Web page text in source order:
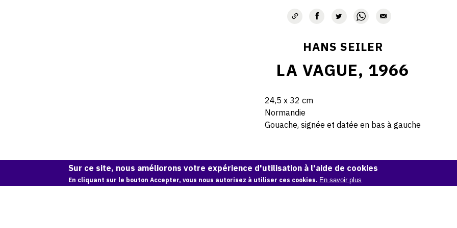
HANS SEILER
LA VAGUE, 1966
24,5 x 32 cm
Normandie
Gouache, signée et datée en bas à gauche
Demande d'information
Sur ce site, nous améliorons votre expérience d'utilisation à l'aide de cookies
En cliquant sur le bouton Accepter, vous nous autorisez à utiliser ces cookies. En savoir plus